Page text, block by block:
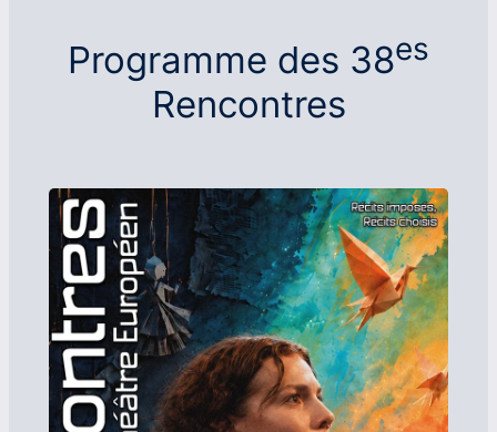
Programme des 38es
Rencontres